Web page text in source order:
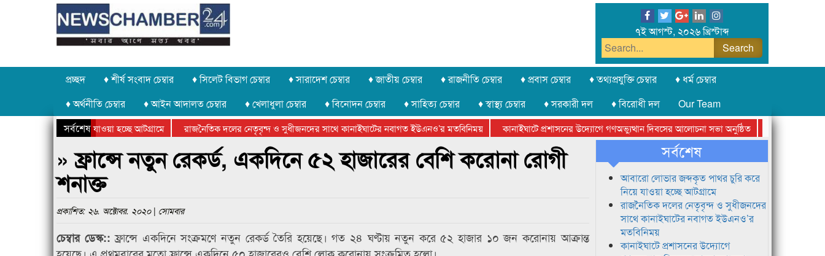
৭ই আগস্ট, ২০২৬ খ্রিস্টাব্দ
প্রচ্ছদ ♦ শীর্ষ সংবাদ চেম্বার ♦ সিলেট বিভাগ চেম্বার ♦ সারাদেশ চেম্বার ♦ জাতীয় চেম্বার ♦ রাজনীতি চেম্বার ♦ প্রবাস চেম্বার ♦ তথ্যপ্রযুক্তি চেম্বার
♦ ধর্ম চেম্বার
♦ অর্থনীতি চেম্বার
♦ আইন আদালত চেম্বার ♦ খেলাধুলা চেম্বার ♦ বিনোদন চেম্বার ♦ সাহিত্য চেম্বার ♦ স্বাস্থ্য চেম্বার ♦ সরকারী দল ♦ বিরোধী দল
Our Team
সর্বশেষ
পাথর চুরি করে নিয়ে যাওয়া হচ্ছে আটগ্রামে রাজনৈতিক দলের নেতৃবৃন্দ ও সুধীজনদের সাথে কানাইঘাটের নবাগত ইউএনও’র মতবিনিময় কানাইঘাটে প্রশাসনের উদ্যোগে গণঅভ্যুত্থান দিবসের আলোচনা সভা অনুষ্ঠিত
সিলেট অনলাইন
ক্রীড়া প্রতিযোগিতার পুরস্কার বিতরণ সম্পন্ন
সিলেটে বাংলাদেশ গ্রুপ থিয়েটার ফেডারেশানের বিভাগীয় অভিনয় কর্মশালা সম্পন্ন
» ফ্রান্সে নতুন রেকর্ড, একদিনে ৫২ হাজারের বেশি করোনা রোগী
শনাক্ত
প্রকাশিত: ২৬. অক্টোবর. ২০২০ | সোমবার
চেম্বার ডেস্ক::ফ্রান্সে একদিনে সংক্রমণে নতুন রেকর্ড তৈরি হয়েছে। গত ২৪ ঘণ্টায় নতুন করে ৫২ হাজার ১০ জন করোনায় আক্রান্ত
সর্বশেষ
আবারো লোভার জব্দকৃত পাথর চুরি করে
নিয়ে যাওয়া হচ্ছে আটগ্রামে
রাজনৈতিক দলের নেতৃবৃন্দ ও সুধীজনদের
সাথে কানাইঘাটের নবাগত ইউএনও’র
মতবিনিময়
কানাইঘাটে প্রশাসনের উদ্যোগে